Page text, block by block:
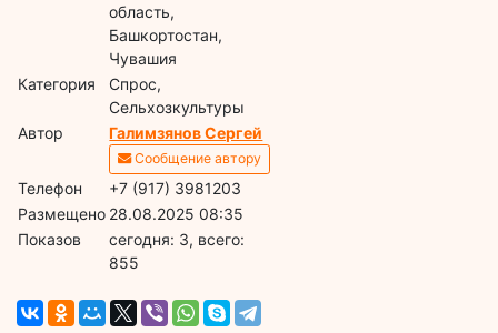
область,
Башкортостан,
Чувашия
Категория
Спрос,
Сельхозкультуры
Автор
Галимзянов Сергей
Сообщение автору
Телефон
+7 (917) 3981203
Размещено 28.08.2025 08:35
Показов
cегодня: 3, всего:
855